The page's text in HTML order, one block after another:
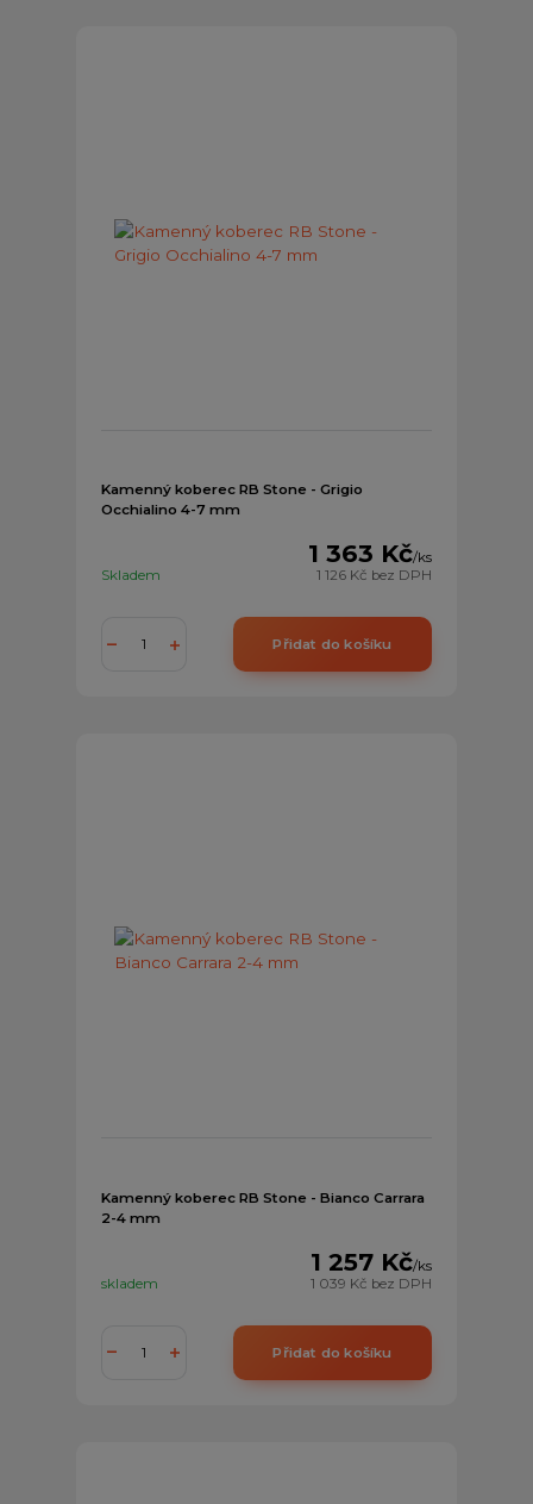
Kamenný koberec RB Stone - Grigio
Occhialino 4-7 mm
1 363 Kč/ks
1 126 Kč bez DPH
Skladem
Přidat do košíku
Kamenný koberec RB Stone - Bianco Carrara
2-4 mm
1 257 Kč/ks
1 039 Kč bez DPH
skladem
Přidat do košíku